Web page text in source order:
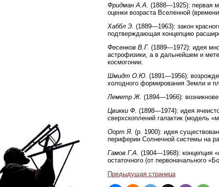
Фридман А.А. (1888—1925): первая
оценки возраста Вселенной
Хаббл Э. (1889—1963): закон
подтверждающая концепцию
Фесенков В.Г. (1889—1972): идея
астрофизики, а в дальнейшем и
космогонии.
Шмидт О.Ю. (1891—1956):
холодного формирования Земли и
Леметр Ж. (1894—1966):
Цвикки Ф. (1898—1974): идея
сверхскоплений галактик (модель
Оорт Я. (р. 1900): идея
периферии Солнечной системы на
Гамов Г.А. (1904—1968): концепция
остаточного (от первоначального
Предыдущая страница